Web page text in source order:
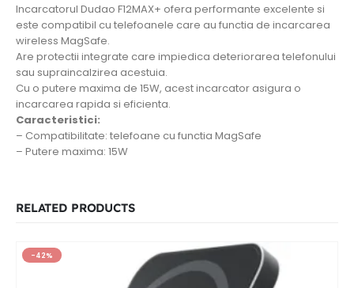
Incarcatorul Dudao F12MAX+ ofera performante excelente si
este compatibil cu telefoanele care au functia de incarcarea
wireless MagSafe.
Are protectii integrate care impiedica deteriorarea telefonului
sau supraincalzirea acestuia.
Cu o putere maxima de 15W, acest incarcator asigura o
incarcarea rapida si eficienta.
Caracteristici:
– Compatibilitate: telefoane cu functia MagSafe
– Putere maxima: 15W
RELATED PRODUCTS
-42%